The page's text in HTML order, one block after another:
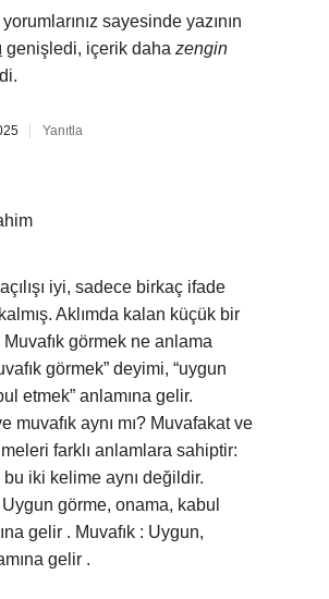
yorumlarınız sayesinde yazının
genişledi, içerik daha zengin
Yanıtla
iyi, sadece birkaç ifade
Aklımda kalan küçük bir
görmek ne anlama
görmek” deyimi, “uygun
etmek” anlamına gelir.
muvafık aynı mı? Muvafakat ve
farklı anlamlara sahiptir:
bu iki kelime aynı değildir.
görme, onama, kabul
gelir . Muvafık : Uygun,
gelir .